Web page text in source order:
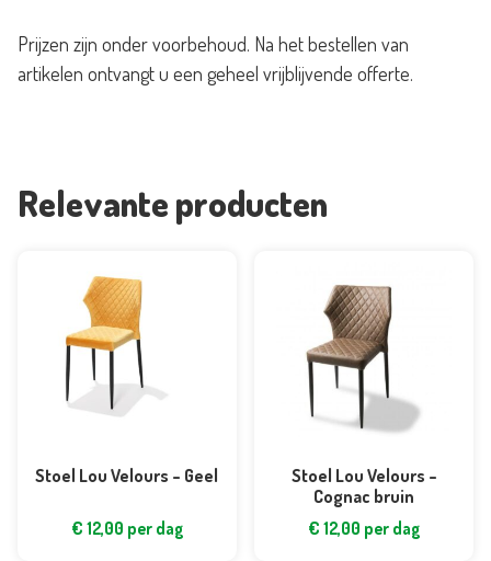
Bordeaux
Rood
Prijzen zijn onder voorbehoud. Na het bestellen van
artikelen ontvangt u een geheel vrijblijvende offerte.
Relevante producten
Stoel Lou Velours – Geel
€ 12,00 per dag
Stoel Lou Velours –
Cognac bruin
€ 12,00 per dag